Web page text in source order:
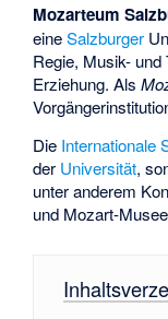
Mozarteum
eineSalzburger
Regie, Musik-
Erziehung. Als
Die Internationale
der Universität,
unter anderem
und Mozart-